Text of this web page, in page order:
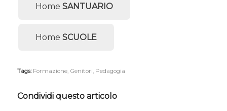
Home SANTUARIO
Home SCUOLE
Tags: Formazione, Genitori Pedagogia
Condividi questo articolo